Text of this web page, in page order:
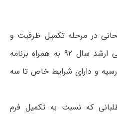
در مرحله تکمیل ظرفیت و
پذیرش جدید آزمون کارشناسی ارشد سال ۹۲ به همراه برنامه
و دارای شرایط خاص تا سه
که نسبت به تکمیل فرم